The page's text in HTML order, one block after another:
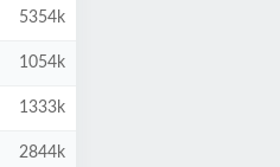
5354k
1054k
1333k
2844k